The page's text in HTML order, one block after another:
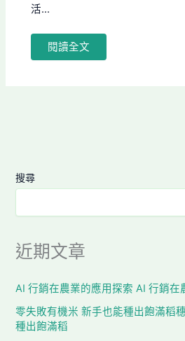
活...
閱讀全文
搜尋
近期文章
AI 行銷在農業的應用探索 AI 行銷在
零失敗有機米 新手也能種出飽滿稻
種出飽滿稻